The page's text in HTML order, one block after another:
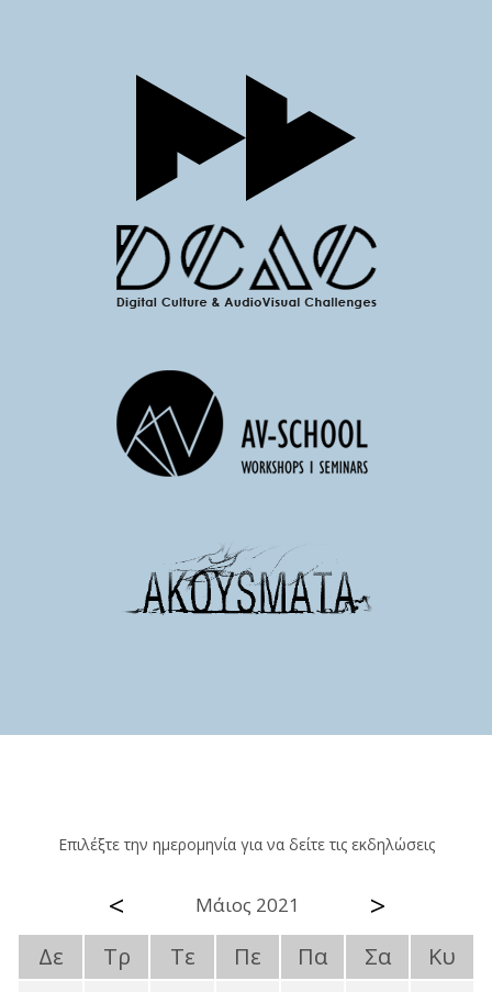
Επιλέξτε την ημερομηνία για να δείτε τις εκδηλώσεις
< Μάιος 2021 >
Δε Τρ Τε Πε Πα Σα
Κυ